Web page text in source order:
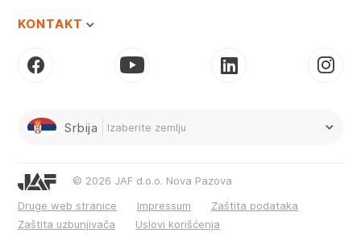
KONTAKT
Srbija Izaberite zemlju
© 2026 JAF d.o.o. Nova Pazova
Druge web stranice
Impressum
Zaštita podataka
Zaštita uzbunjivača
Uslovi korišćenja